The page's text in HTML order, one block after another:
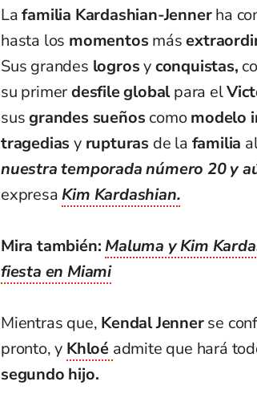
Lafamilia Kardashian-Jennerha
hasta los momentos más
Sus grandes logrosyconquistas,
su primerdesfile globalpara el
susgrandes sueños comomodelo
tragedias y rupturas de la familia
nuestra temporada número 20 y
expresaKim Kardashian.
Mira también:Maluma y Kim
fiesta en Miami
Mientras que, Kendal Jennerse
pronto, y Khloé admite que hará
segundo hijo.